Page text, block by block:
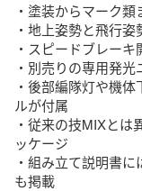
・塗装からマーク
・地上姿勢と飛行姿
・スピードブレー
・別売りの専用発
・後部編隊灯や機
ルが付属
・従来の技MIXとは
ッケージ
・組み立て説明書
も掲載